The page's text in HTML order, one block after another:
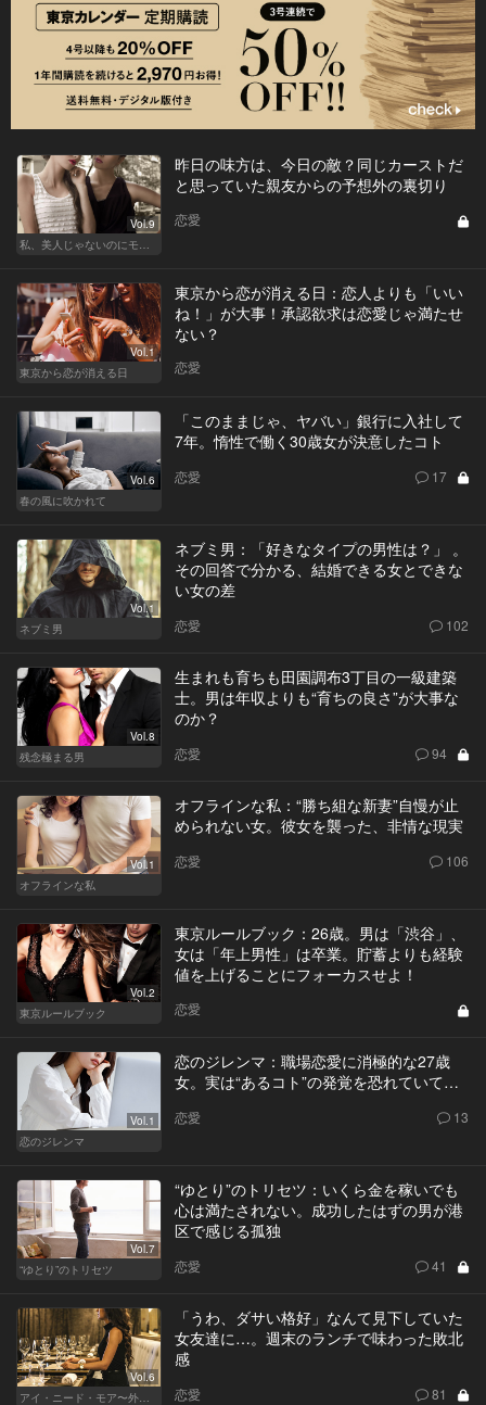
Vol.9
私、美人じゃないのにモテるんです。
昨日の味方は、今日の敵？同じカーストだ
と思っていた親友からの予想外の裏切り
恋愛
Vol.1
東京から恋が消える日
東京から恋が消える日：恋人よりも「いい
ね！」が大事！承認欲求は恋愛じゃ満たせ
ない？
恋愛
Vol.6
春の風に吹かれて
「このままじゃ、ヤバい」銀行に入社して
7年。惰性で働く30歳女が決意したコト
恋愛 17
Vol.1
ネブミ男
ネブミ男：「好きなタイプの男性は？」 。
その回答で分かる、結婚できる女とできな
い女の差
恋愛 102
Vol.8
残念極まる男
生まれも育ちも田園調布3丁目の一級建築
士。男は年収よりも“育ちの良さ”が大事な
のか？
恋愛 94
Vol.1
オフラインな私
オフラインな私：“勝ち組な新妻”自慢が止
められない女。彼女を襲った、非情な現実
恋愛 106
Vol.2
東京ルールブック
東京ルールブック：26歳。男は「渋谷」、
女は「年上男性」は卒業。貯蓄よりも経験
値を上げることにフォーカスせよ！
恋愛
Vol.1
恋のジレンマ
恋のジレンマ：職場恋愛に消極的な27歳
女。実は“あるコト”の発覚を恐れていて…
恋愛 13
Vol.7
“ゆとり”のトリセツ
“ゆとり”のトリセツ：いくら金を稼いでも
心は満たされない。成功したはずの男が港
区で感じる孤独
恋愛 41
Vol.6
「うわ、ダサい格好」なんて見下していた
女友達に…。週末のランチで味わった敗北
感
恋愛 81